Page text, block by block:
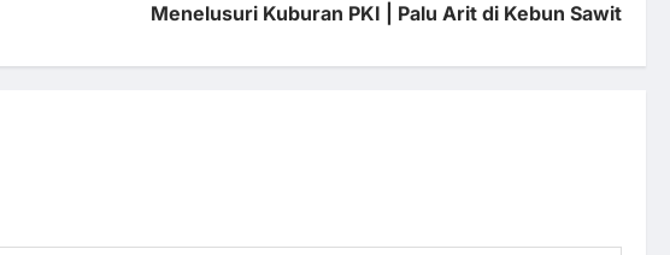
Menelusuri Kuburan PKI | Palu Arit di Kebun Sawit